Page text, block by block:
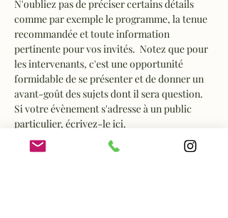
N'oubliez pas de préciser certains détails
comme par exemple le programme, la tenue
recommandée et toute information
pertinente pour vos invités.  Notez que pour
les intervenants, c'est une opportunité
formidable de se présenter et de donner un
avant-goût des sujets dont il sera question.
Si votre évènement s'adresse à un public
particulier, écrivez-le ici.
C'est le moment d'attirer du public à votre
évènement, n'hésitez pas à écrire un texte